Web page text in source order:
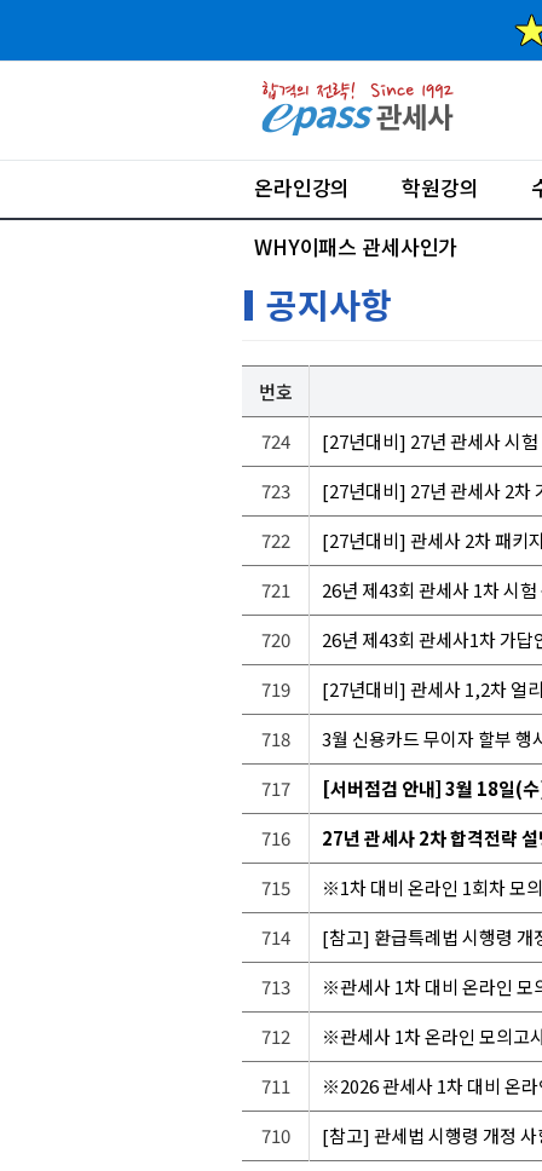
온라인강의 학원강의
WHY이패스 관세사인가
공지사항
번호
724
[27년대비] 27년 관세사 시
723
[27년대비] 27년 관세사 2차
722
[27년대비] 관세사 2차 패키
721
26년 제43회 관세사 1차 시
720
26년 제43회 관세사1차 가답
719
[27년대비] 관세사 1,2차 얼
718
3월 신용카드 무이자 할부 행
717
[서버점검 안내] 3월 18일(
716
27년 관세사 2차 합격전략
715
※1차 대비 온라인 1회차 모
714
[참고] 환급특례법 시행령 개
713
※관세사 1차 대비 온라인 모
712
※관세사 1차 온라인 모의고
711
※2026 관세사 1차 대비 온
710
[참고] 관세법 시행령 개정 사